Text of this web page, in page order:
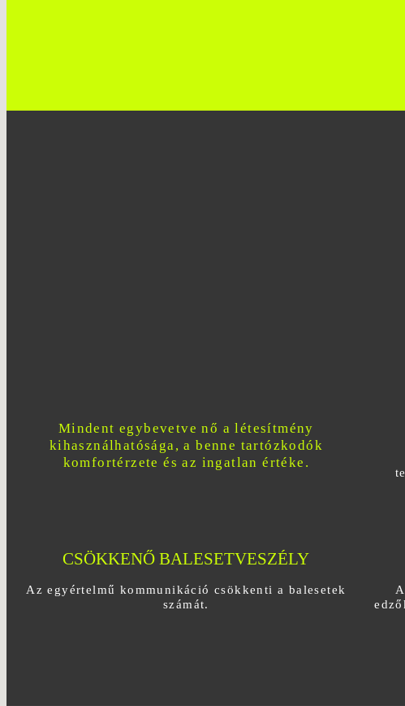
Mindent egybevetve nő a létesítmény
kihasználhatósága, a benne tartózkodók
komfortérzete és az ingatlan értéke.
CSÖKKENŐ BALESETVESZÉLY
Az egyértelmű kommunikáció csökkenti a balesetek
számát.